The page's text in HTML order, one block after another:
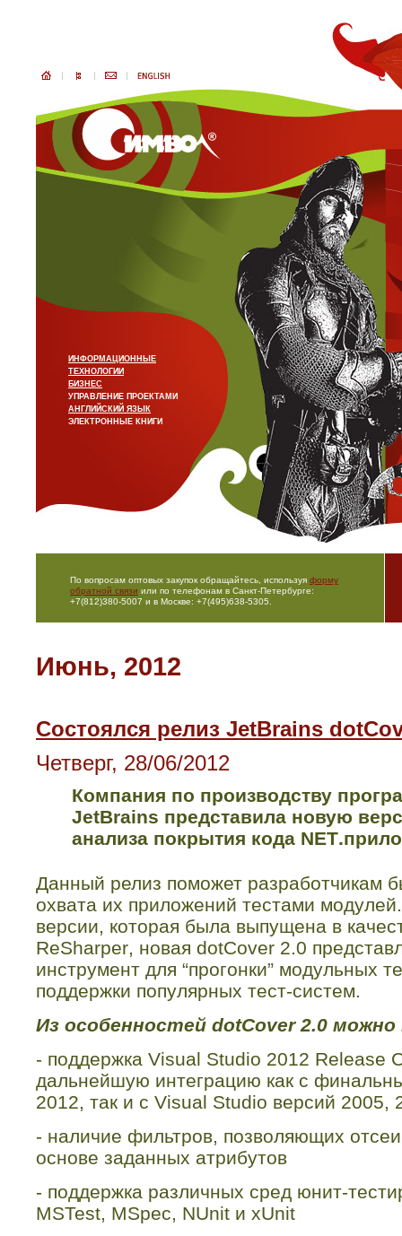
ИНФОРМАЦИОННЫЕ
ТЕХНОЛОГИИ
БИЗНЕС
УПРАВЛЕНИЕ ПРОЕКТАМИ
АНГЛИЙСКИЙ ЯЗЫК
ЭЛЕКТРОННЫЕ КНИГИ
По вопросам оптовых закупок обращайтесь, используя форму
обратной связи или по телефонам в Санкт-Петербурге:
+7(812)380-5007 и в Москве: +7(495)638-5305.
Июнь, 2012
Состоялся релиз JetBrains
Четверг, 28/06/2012
Компания по производству
JetBrains представила новую
анализа покрытия кода NET
Данный релиз поможет разработчикам
охвата их приложений тестами
версии, которая была выпущена в
ReSharper, новая dotCover 2.0
инструмент для “прогонки” модульных
поддержки популярных тест-систем.
Из особенностей dotCover2.0 можно
- поддержка Visual Studio 2012 Release
дальнейшую интеграцию как с
2012, так и с Visual Studio версий 2005,
- наличие фильтров, позволяющих
основе заданных атрибутов
- поддержка различных сред юнит-
MSTest, MSpec, NUnit и xUnit